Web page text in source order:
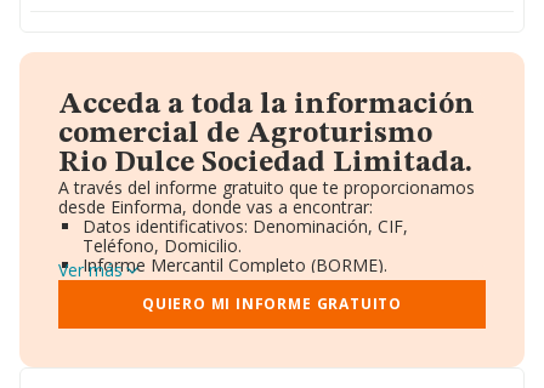
Acceda a toda la información
comercial de Agroturismo
Rio Dulce Sociedad Limitada.
A través del informe gratuito que te proporcionamos
desde Einforma, donde vas a encontrar:
Datos identificativos: Denominación, CIF,
Teléfono, Domicilio.
Informe Mercantil Completo (BORME).
Gráficos de Evolución Ventas y Empleados.
Consejo de Administración y Administradores.
Directivos y Ejecutivos.
Ver más
QUIERO MI INFORME GRATUITO